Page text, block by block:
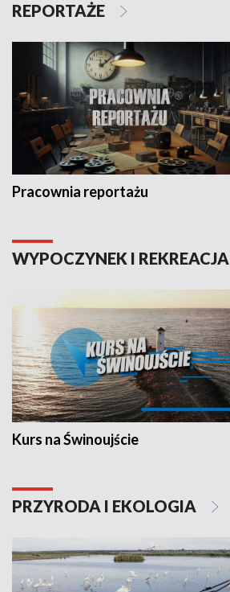
REPORTAŻE
Pracownia reportażu
WYPOCZYNEK I REKREACJA
Kurs na Świnoujście
PRZYRODA I EKOLOGIA